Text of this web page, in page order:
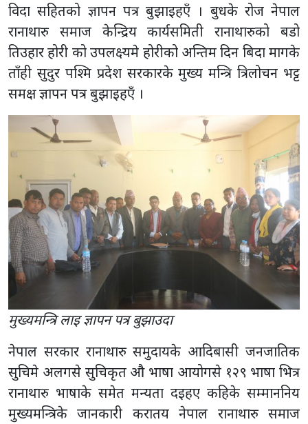
विदा सहितको ज्ञापन पत्र बुझाइहएँ । बुधके रोज नेपाल
रानाथारु समाज केन्द्रिय कार्यसमिती रानाथारुको बडो
तिउहार होरी को उपलक्ष्यमे होरीको अन्तिम दिन बिदा मागके
ताँही सुदुर पश्मि प्रदेश सरकारके मुख्य मन्त्रि त्रिलोचन भट्ट
समक्ष ज्ञापन पत्र बुझाइहएँ ।
मुख्यमन्त्रि लाइ ज्ञापन पत्र बुझाउदा
नेपाल सरकार रानाथारु समुदायके आदिबासी जनजातिक
सुचिमे अलगसे सुचिकृत औ भाषा आयोगसे १२९ भाषा भित्र
रानाथारु भाषाके समेत मन्यता दइहए कहिके सम्माननिय
मुख्यमन्त्रिके जानकारी करातय नेपाल रानाथारु समाज